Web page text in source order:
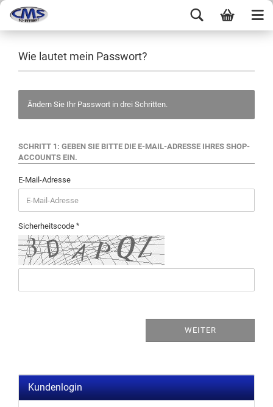
Wie lautet mein Passwort?
Ändern Sie Ihr Passwort in drei Schritten.
SCHRITT 1: GEBEN SIE BITTE DIE E-MAIL-ADRESSE IHRES SHOP-
ACCOUNTS EIN.
E-Mail-Adresse
Sicherheitscode
WEITER
Kundenlogin